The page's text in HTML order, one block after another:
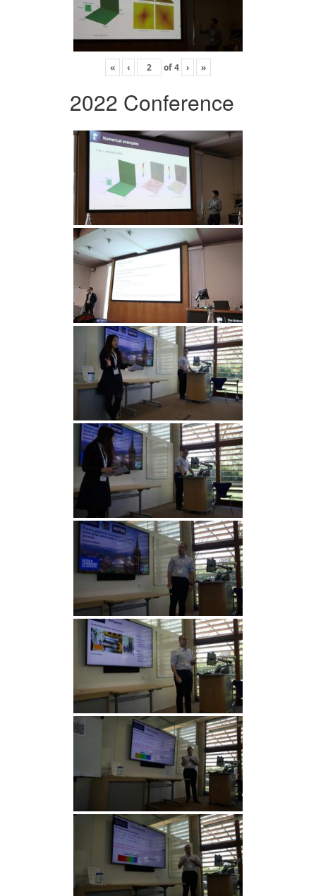
« ‹ of4 › »
2022 Conference